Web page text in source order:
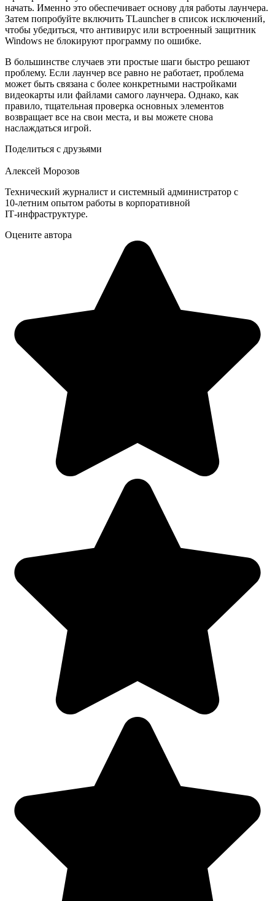
начать. Именно это обеспечивает основу для работы лаунчера.
Затем попробуйте включить TLauncher в список исключений,
чтобы убедиться, что антивирус или встроенный защитник
Windows не блокируют программу по ошибке.
В большинстве случаев эти простые шаги быстро решают
проблему. Если лаунчер все равно не работает, проблема
может быть связана с более конкретными настройками
видеокарты или файлами самого лаунчера. Однако, как
правило, тщательная проверка основных элементов
возвращает все на свои места, и вы можете снова
наслаждаться игрой.
Поделиться с друзьями
Алексей Морозов
Технический журналист и системный администратор с
10‑летним опытом работы в корпоративной
IT‑инфраструктуре.
Оцените автора